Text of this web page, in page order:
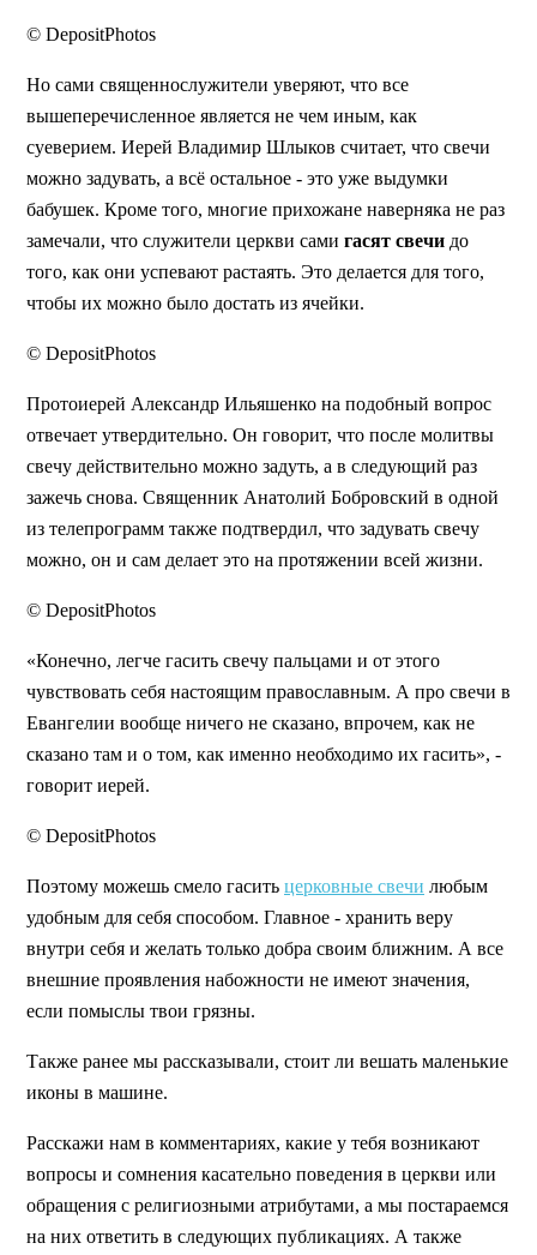
© DepositPhotos
Но сами священнослужители уверяют, что все
вышеперечисленное является не чем иным, как
суеверием. Иерей Владимир Шлыков считает, что свечи
можно задувать, а всё остальное - это уже выдумки
бабушек. Кроме того, многие прихожане наверняка не раз
замечали, что служители церкви сами гасят свечи до
того, как они успевают растаять. Это делается для того,
чтобы их можно было достать из ячейки.
© DepositPhotos
Протоиерей Александр Ильяшенко на подобный вопрос
отвечает утвердительно. Он говорит, что после молитвы
свечу действительно можно задуть, а в следующий раз
зажечь снова. Священник Анатолий Бобровский в одной
из телепрограмм также подтвердил, что задувать свечу
можно, он и сам делает это на протяжении всей жизни.
© DepositPhotos
«Конечно, легче гасить свечу пальцами и от этого
чувствовать себя настоящим православным. А про свечи в
Евангелии вообще ничего не сказано, впрочем, как не
сказано там и о том, как именно необходимо их гасить», -
говорит иерей.
© DepositPhotos
Поэтому можешь смело гасить церковные свечи любым
удобным для себя способом. Главное - хранить веру
внутри себя и желать только добра своим ближним. А все
внешние проявления набожности не имеют значения,
если помыслы твои грязны.
Также ранее мы рассказывали, стоит ли вешать маленькие
иконы в машине.
Расскажи нам в комментариях, какие у тебя возникают
вопросы и сомнения касательно поведения в церкви или
обращения с религиозными атрибутами, а мы постараемся
на них ответить в следующих публикациях. А также